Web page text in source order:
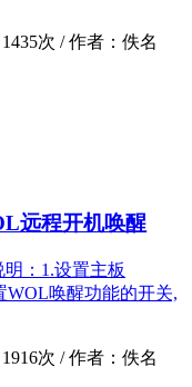
1435次 /作者： 佚名
远程开机唤醒
：1.设置主板
WOL唤醒功能的开关,
1916次 /作者： 佚名